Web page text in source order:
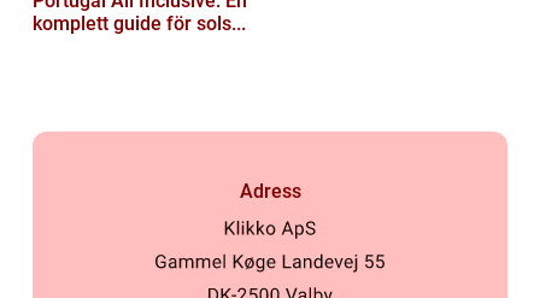
komplett guide för sols...
Adress